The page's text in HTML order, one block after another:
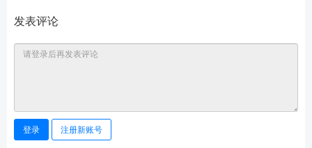
发表评论
登录 注册新账号